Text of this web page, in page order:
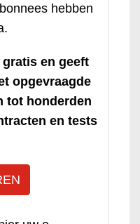
hebben
en geeft
opgevraagde
tot honderden
en tests